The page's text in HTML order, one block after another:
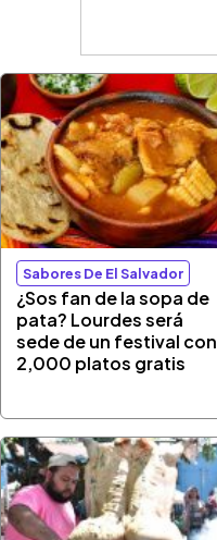
Sabores De El Salvador
¿Sos fan de la sopa de
pata? Lourdes será
sede de un festival con
2,000 platos gratis